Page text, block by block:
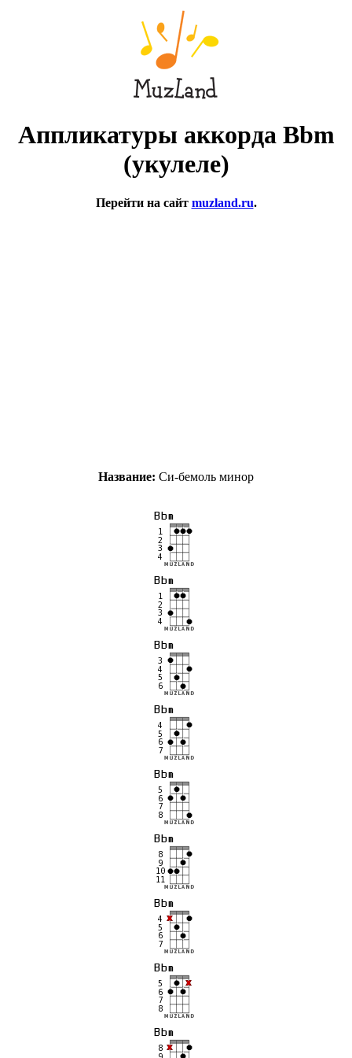
Аппликатуры аккорда Bbm
(укулеле)
Перейти на сайт muzland.ru.
Название: Си-бемоль минор